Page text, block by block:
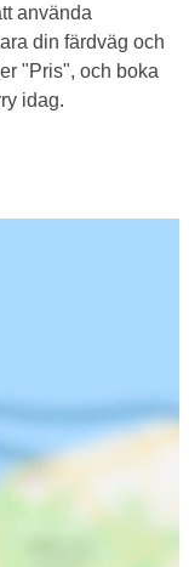
använda
din färdväg och
"Pris", och boka
idag.